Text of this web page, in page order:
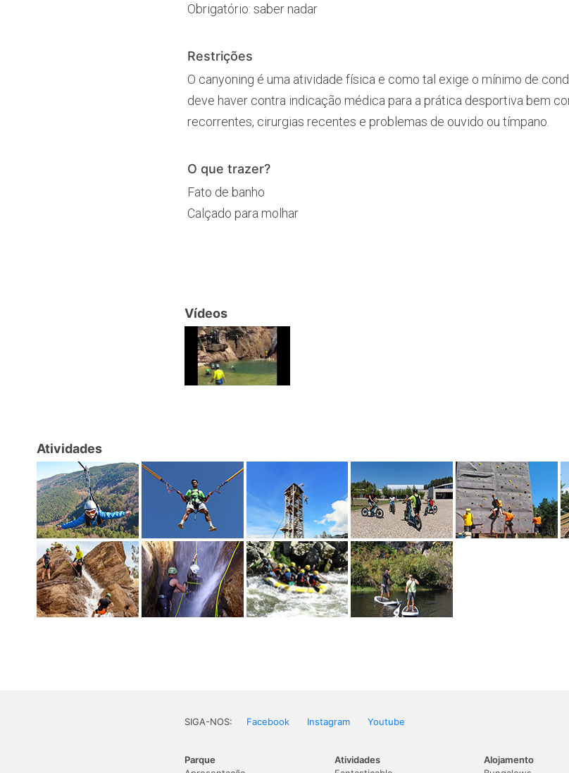
Obrigatório: saber nadar
Restrições
O canyoning é uma atividade física e como tal exige o mínimo de
deve haver contra indicação médica para a prática desportiva bem
recorrentes, cirurgias recentes e problemas de ouvido ou tímpano.
O que trazer?
Fato de banho
Calçado para molhar
Vídeos
Atividades
SIGA-NOS: Facebook Instagram Youtube
Parque
Atividades
Alojamento